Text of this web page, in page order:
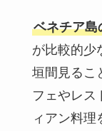
ベネチア島
が比較的少
垣間見るこ
フェやレス
ィアン料理